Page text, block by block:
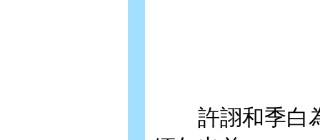
許詡和季白為